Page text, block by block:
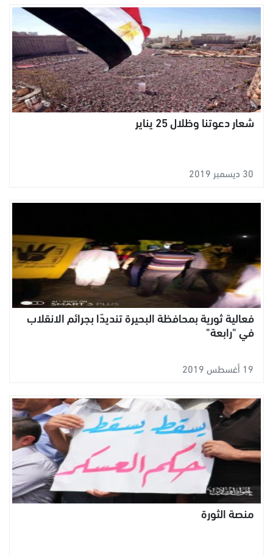
شعار دعوتنا وظلال 25 يناير
30 ديسمبر 2019
فعالية ثورية بمحافظة البحيرة تنديدًا بجرائم الانقلاب
في "رابعة"
19 أغسطس 2019
منصة الثورة